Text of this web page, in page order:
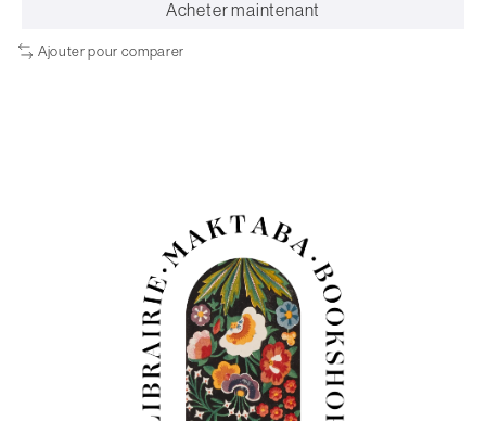
Acheter maintenant
Ajouter pour comparer